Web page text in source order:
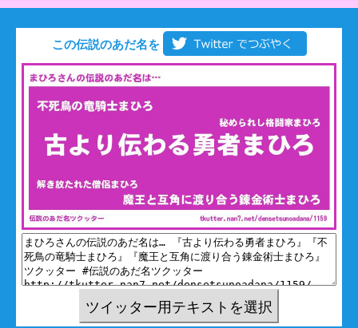
この伝説のあだ名を